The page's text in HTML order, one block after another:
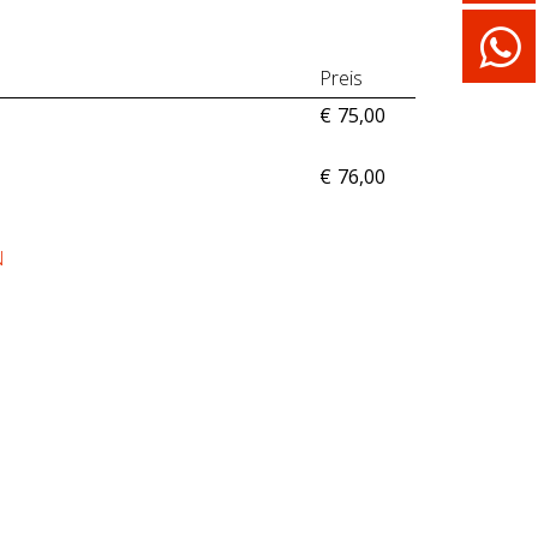
Preis
€ 75,00
€ 76,00